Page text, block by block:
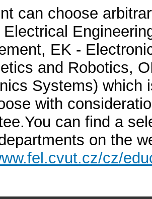
can choose
Electrical
EK -
and Robotics,
Systems) which
with
can find a
on the
cz/